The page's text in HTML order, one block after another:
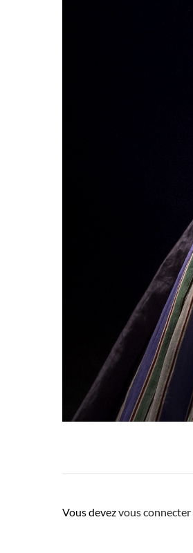
Vous devezvous connecter